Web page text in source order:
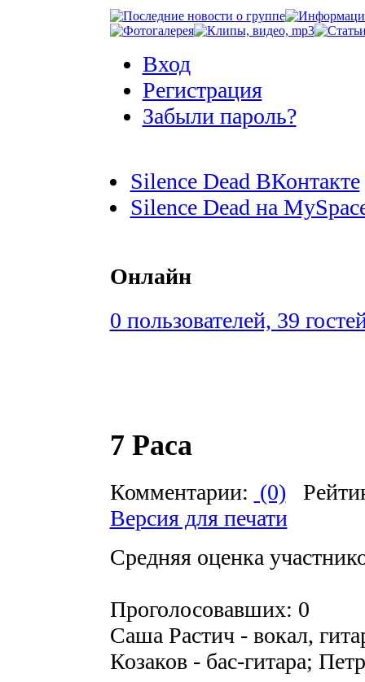
Вход
Регистрация
Забыли пароль?
Silence Dead ВКонтакте
Silence Dead на
Онлайн
0 пользователей, 39
7 Раса
Комментарии: (0)
Версия для печати
Средняя оценка
Проголосовавших: 0
Саша Растич - вокал,
Козаков - бас-гитара;